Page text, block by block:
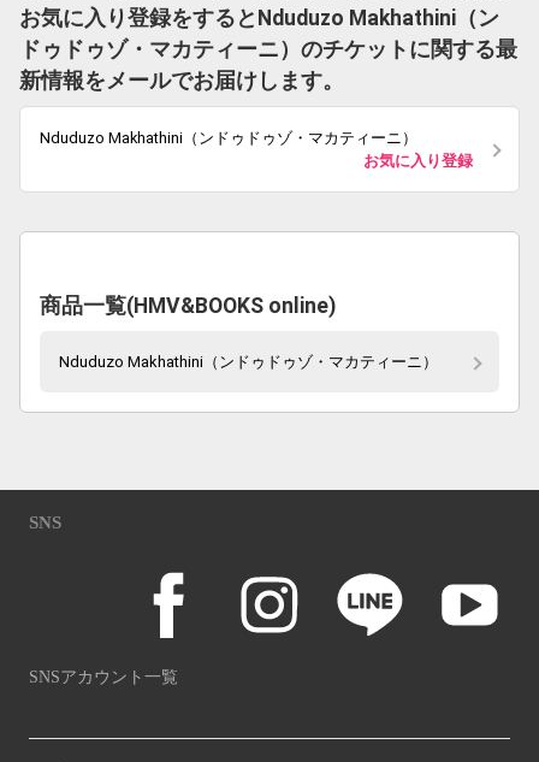
お気に入り登録をするとNduduzo Makhathini（ン
ドゥドゥゾ・マカティーニ）のチケットに関する最
新情報をメールでお届けします。
Nduduzo Makhathini（ンドゥドゥゾ・マカティーニ）
お気に入り登録
商品一覧(HMV&BOOKS online)
Nduduzo Makhathini（ンドゥドゥゾ・マカティーニ）
SNS
SNSアカウント一覧